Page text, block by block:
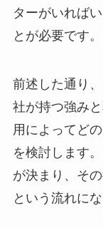
ターがいれば
とが必要です。
前述した通り
社が持つ強み
用によってど
を検討します
が決まり、そ
という流れに